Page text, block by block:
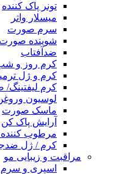
تونر پاک کننده
میسلار واتر
سرم صورت
شوینده صورت
ضدآفتاب
کرم روز و
کرم و ژل
کرم
لوسیون
ماسک صورت
آرایش پاک کن
مرطوب کننده
کرم / ژل
مراقبت و زیبایی مو
اسپری و